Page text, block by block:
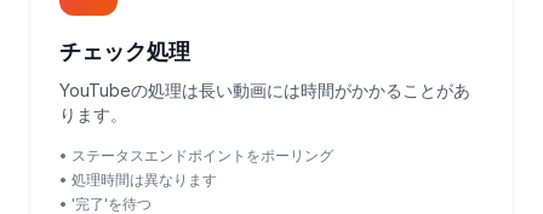
チェック処理
YouTubeの処理は長い動画には時間がかかることがあ
ります。
• ステータスエンドポイントをポーリング
• 処理時間は異なります
• '完了'を待つ